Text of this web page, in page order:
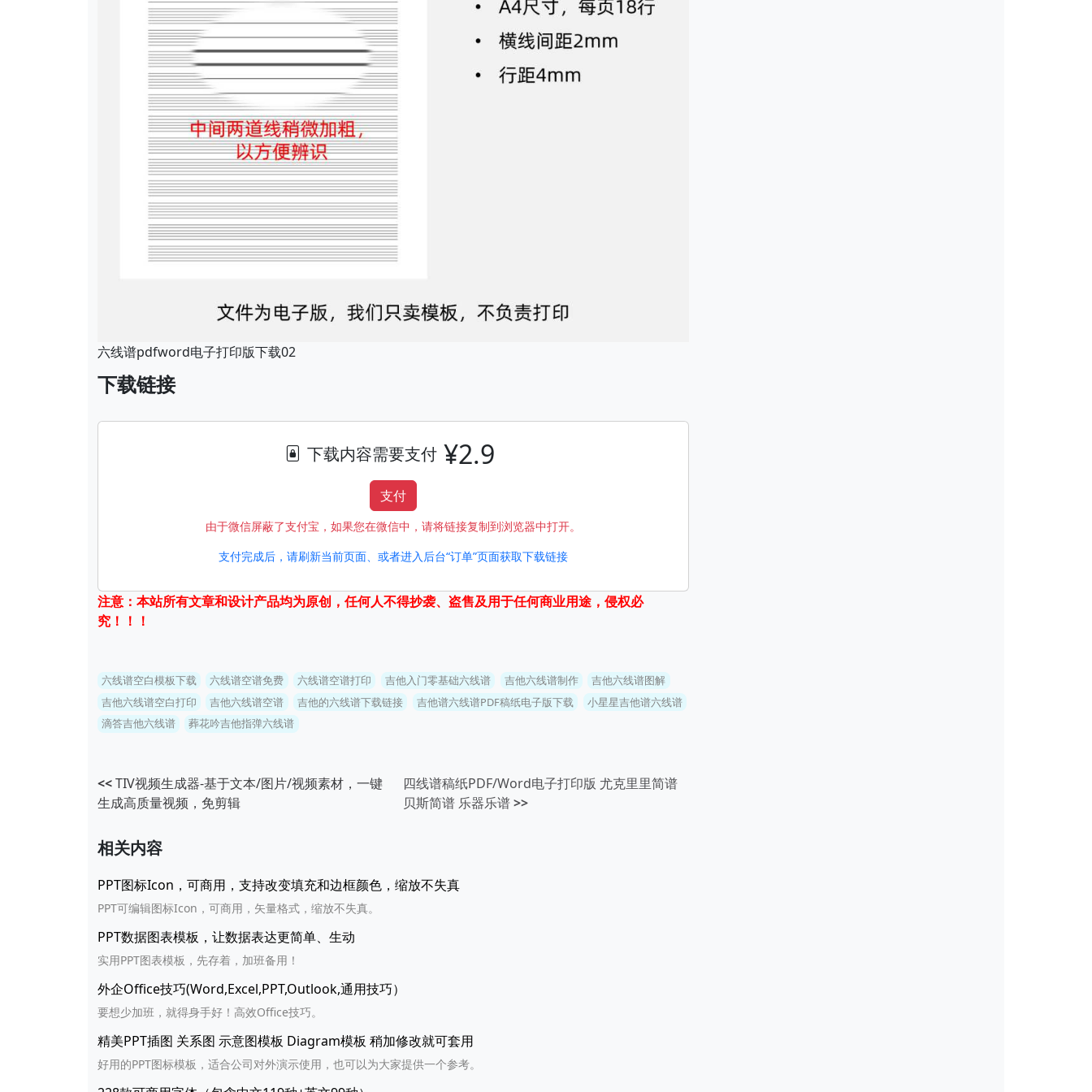
六线谱pdfword电子打印版下载02
下载链接
下载内容需要支付 ¥2.9
支付
由于微信屏蔽了支付宝，如果您在微信中，请将链接复制到浏览器中打开。
支付完成后，请刷新当前页面、或者进入后台“订单”页面获取下载链接
注意：本站所有文章和设计产品均为原创，任何人不得抄袭、盗售及用于任何商业用途，侵权必
究！！！
六线谱空白模板下载 六线谱空谱免费 六线谱空谱打印 吉他入门零基础六线谱 吉他六线谱制作
吉他六线谱图解
吉他六线谱空白打印
吉他六线谱空谱 吉他的六线谱下载链接 吉他谱六线谱PDF稿纸电子版下载
小星星吉他谱六线谱
滴答吉他六线谱
葬花吟吉他指弹六线谱
<<TIV视频生成器-基于文本/图片/视频素材，一键
生成高质量视频，免剪辑
四线谱稿纸PDF/Word电子打印版 尤克里里简谱
贝斯简谱 乐器乐谱>>
相关内容
PPT图标Icon，可商用，支持改变填充和边框颜色，缩放不失真
PPT可编辑图标Icon，可商用，矢量格式，缩放不失真。
PPT数据图表模板，让数据表达更简单、生动
实用PPT图表模板，先存着，加班备用！
外企Office技巧(Word,Excel,PPT,Outlook,通用技巧）
要想少加班，就得身手好！高效Office技巧。
精美PPT插图 关系图 示意图模板 Diagram模板 稍加修改就可套用
好用的PPT图标模板，适合公司对外演示使用，也可以为大家提供一个参考。